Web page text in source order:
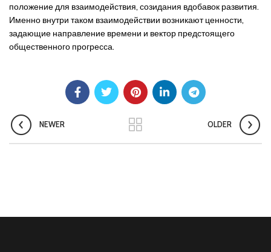
положение для взаимодействия, созидания вдобавок развития.
Именно внутри таком взаимодействии возникают ценности,
задающие направление времени и вектор предстоящего
общественного прогресса.
NEWER OLDER